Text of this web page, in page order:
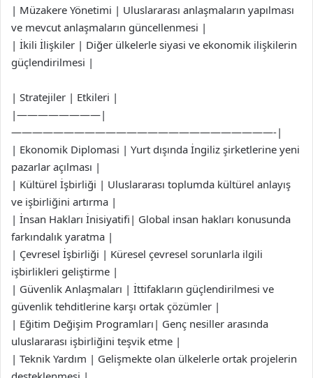
| Müzakere Yönetimi | Uluslararası anlaşmaların yapılması
ve mevcut anlaşmaların güncellenmesi |
| İkili İlişkiler | Diğer ülkelerle siyasi ve ekonomik ilişkilerin
güçlendirilmesi |
| Stratejiler | Etkileri |
|————————|
—————————————————————————-|
| Ekonomik Diplomasi | Yurt dışında İngiliz şirketlerine yeni
pazarlar açılması |
| Kültürel İşbirliği | Uluslararası toplumda kültürel anlayış
ve işbirliğini artırma |
| İnsan Hakları İnisiyatifi| Global insan hakları konusunda
farkındalık yaratma |
| Çevresel İşbirliği | Küresel çevresel sorunlarla ilgili
işbirlikleri geliştirme |
| Güvenlik Anlaşmaları | İttifakların güçlendirilmesi ve
güvenlik tehditlerine karşı ortak çözümler |
| Eğitim Değişim Programları| Genç nesiller arasında
uluslararası işbirliğini teşvik etme |
| Teknik Yardım | Gelişmekte olan ülkelerle ortak projelerin